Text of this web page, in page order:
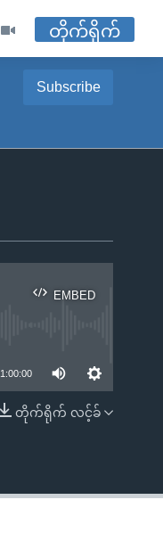
တိုက်ရိုက်
Subscribe
EMBED
EMBED
1:00:00
တိုက်ရိုက် လင့်ခ်